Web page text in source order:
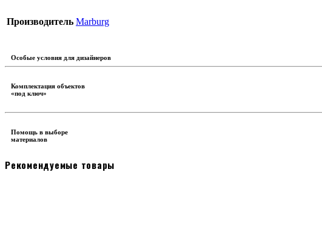
Производитель Marburg
Особые условия для дизайнеров
Комплектация объектов
«под ключ»
Помощь в выборе
материалов
Рекомендуемые товары